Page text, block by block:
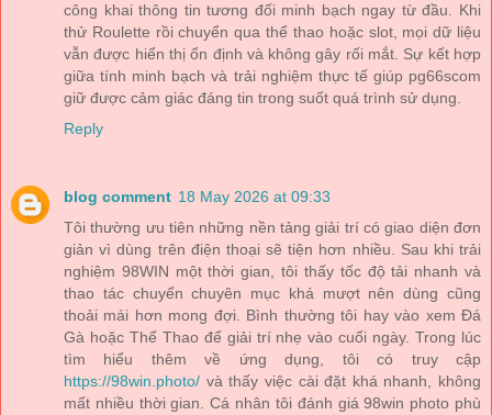
công khai thông tin tương đối minh bạch ngay từ đầu. Khi
thử Roulette rồi chuyển qua thể thao hoặc slot, mọi dữ liệu
vẫn được hiển thị ổn định và không gây rối mắt. Sự kết hợp
giữa tính minh bạch và trải nghiệm thực tế giúp pg66scom
giữ được cảm giác đáng tin trong suốt quá trình sử dụng.
Reply
blog comment 18 May 2026 at 09:33
Tôi thường ưu tiên những nền tảng giải trí có giao diện đơn
giản vì dùng trên điện thoại sẽ tiện hơn nhiều. Sau khi trải
nghiệm 98WIN một thời gian, tôi thấy tốc độ tải nhanh và
thao tác chuyển chuyên mục khá mượt nên dùng cũng
thoải mái hơn mong đợi. Bình thường tôi hay vào xem Đá
Gà hoặc Thể Thao để giải trí nhẹ vào cuối ngày. Trong lúc
tìm hiểu thêm về ứng dụng, tôi có truy cập
https://98win.photo/ và thấy việc cài đặt khá nhanh, không
mất nhiều thời gian. Cá nhân tôi đánh giá 98win photo phù